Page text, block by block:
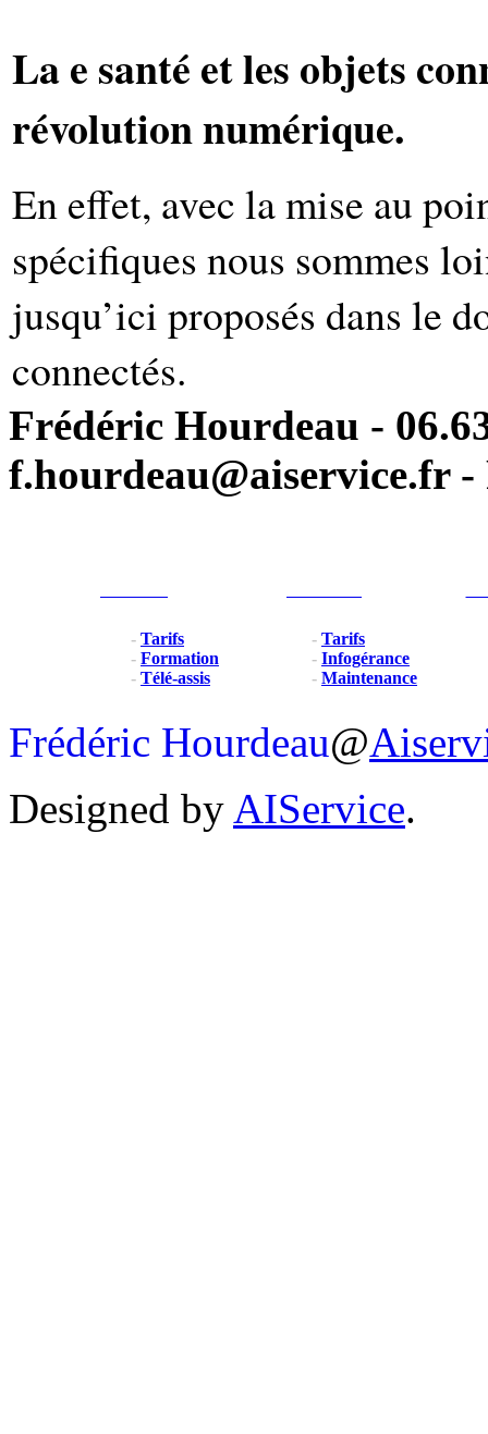
La e santé et les objets
révolution numérique.
En effet, avec la mise au
spécifiques nous sommes
jusqu’ici proposés dans le
connectés.
Frédéric Hourdeau -
f.hourdeau@aiservice.fr -
- Tarifs
- Formation
- Télé-assis
- Tarifs
- Infogérance
- Maintenance
Frédéric Hourdeau@
Designed by AIService.